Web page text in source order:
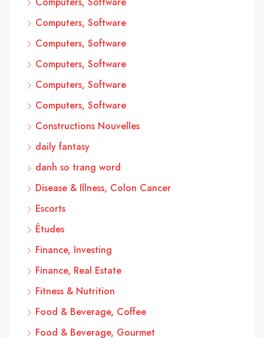
Computers, Software
Computers, Software
Computers, Software
Computers, Software
Computers, Software
Constructions Nouvelles
daily fantasy
danh so trang word
Disease & Illness, Colon Cancer
Escorts
Études
Finance, Investing
Finance, Real Estate
Fitness & Nutrition
Food & Beverage, Coffee
Food & Beverage, Gourmet